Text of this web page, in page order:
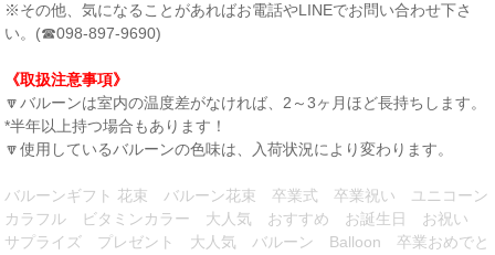
※その他、気になることがあればお電話やLINEでお問い合わせ下さ
い。(☎098-897-9690)
《取扱注意事項》
🔽バルーンは室内の温度差がなければ、2～3ヶ月ほど長持ちします。
*半年以上持つ場合もあります！
🔽使用しているバルーンの色味は、入荷状況により変わります。
バルーンギフト 花束 バルーン花束 卒業式 卒業祝い ユニコーン
カラフル ビタミンカラー 大人気 おすすめ お誕生日 お祝い
サプライズ プレゼント 大人気 バルーン Balloon 卒業おめでと